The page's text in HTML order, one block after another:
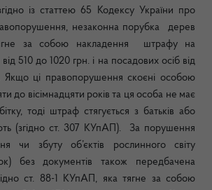
із статтею65 Кодексу України про
незаконна порубка
дерев
за собою накладення
штрафу на
510 до 1020 грн. і на посадових осіб від
ці правопорушення скоєні особою
до вісімнадцяти років та ця особа не має
тоді штраф стягується з батьків або
(згідно ст. 307 КУпАП). За порушення
чи збуту об’єктів рослинного світу
без документів також передбачена
згідно ст. 88-1 КУпАП, яка тягне за собою